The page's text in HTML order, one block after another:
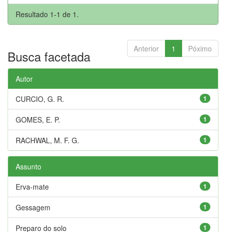
Resultado 1-1 de 1.
Anterior 1 Póximo
Busca facetada
Autor
1
CURCIO, G. R.
1
GOMES, E. P.
1
RACHWAL, M. F. G.
Assunto
1
Erva-mate
1
Gessagem
1
Preparo do solo